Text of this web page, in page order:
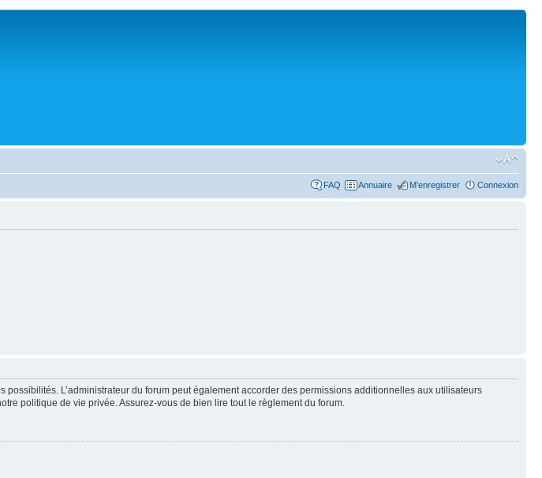
FAQ Annuaire M’enregistrer Connexion
L’administrateur du forum peut également accorder des permissions additionnelles aux utilisateurs
politique de vie privée. Assurez-vous de bien lire tout le règlement du forum.